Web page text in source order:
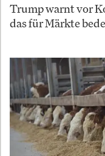
Trump warnt vor
das für Märkte